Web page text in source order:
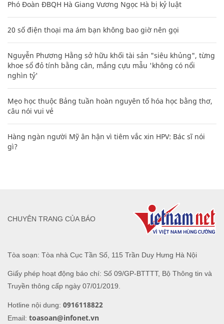
Phó Đoàn ĐBQH Hà Giang Vương Ngọc Hà bị kỷ luật
20 số điện thoại ma ám bạn không bao giờ nên gọi
Nguyễn Phương Hằng sở hữu khối tài sản "siêu khủng", từng
khoe sổ đỏ tính bằng cân, mắng cựu mẫu 'không có nổi
nghìn tỷ'
Mẹo học thuộc Bảng tuần hoàn nguyên tố hóa học bằng thơ,
câu nói vui vẻ
Hàng ngàn người Mỹ ân hận vì tiêm vắc xin HPV: Bác sĩ nói
gì?
Tòa soạn: Tòa nhà Cục Tần Số, 115 Trần Duy Hưng Hà Nội
Giấy phép hoạt động báo chí: Số 09/GP-BTTTT, Bộ Thông tin và
Truyền thông cấp ngày 07/01/2019.
Hotline nội dung: 0916118822
Email: toasoan@infonet.vn
CHUYÊN TRANG CỦA BÁO